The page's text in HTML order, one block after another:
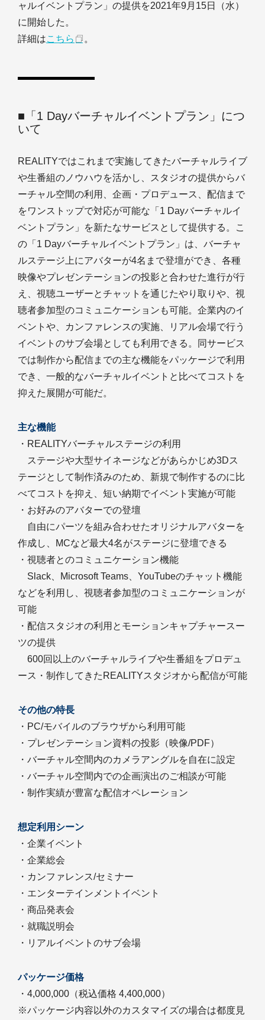
ャルイベントプラン」の提供を2021年9月15日（水）
に開始した。
詳細はこちら 。
■「1 Dayバーチャルイベントプラン」につ
いて
REALITYではこれまで実施してきたバーチャルライブ
や生番組のノウハウを活かし、スタジオの提供からバ
ーチャル空間の利用、企画・プロデュース、配信まで
をワンストップで対応が可能な「1 Dayバーチャルイ
ベントプラン」を新たなサービスとして提供する。こ
の「1 Dayバーチャルイベントプラン」は、バーチャ
ルステージ上にアバターが4名まで登壇ができ、各種
映像やプレゼンテーションの投影と合わせた進行が行
え、視聴ユーザーとチャットを通じたやり取りや、視
聴者参加型のコミュニケーションも可能。企業内のイ
ベントや、カンファレンスの実施、リアル会場で行う
イベントのサブ会場としても利用できる。同サービス
では制作から配信までの主な機能をパッケージで利用
でき、一般的なバーチャルイベントと比べてコストを
抑えた展開が可能だ。
主な機能
・REALITYバーチャルステージの利用
ステージや大型サイネージなどがあらかじめ3Dス
テージとして制作済みのため、新規で制作するのに比
べてコストを抑え、短い納期でイベント実施が可能
・お好みのアバターでの登壇
自由にパーツを組み合わせたオリジナルアバターを
作成し、MCなど最大4名がステージに登壇できる
・視聴者とのコミュニケーション機能
Slack、Microsoft Teams、YouTubeのチャット機能
などを利用し、視聴者参加型のコミュニケーションが
可能
・配信スタジオの利用とモーションキャプチャースー
ツの提供
600回以上のバーチャルライブや生番組をプロデュ
ース・制作してきたREALITYスタジオから配信が可能
その他の特長
・PC/モバイルのブラウザから利用可能
・プレゼンテーション資料の投影（映像/PDF）
・バーチャル空間内のカメラアングルを自在に設定
・バーチャル空間内での企画演出のご相談が可能
・制作実績が豊富な配信オペレーション
想定利用シーン
・企業イベント
・企業総会
・カンファレンス/セミナー
・エンターテインメントイベント
・商品発表会
・就職説明会
・リアルイベントのサブ会場
パッケージ価格
・4,000,000（税込価格 4,400,000）
※パッケージ内容以外のカスタマイズの場合は都度見